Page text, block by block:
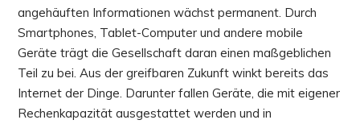
angehäuften Informationen wächst permanent. Durch
Smartphones, Tablet-Computer und andere mobile
Geräte trägt die Gesellschaft daran einen maßgeblichen
Teil zu bei. Aus der greifbaren Zukunft winkt bereits das
Internet der Dinge. Darunter fallen Geräte, die mit eigener
Rechenkapazität ausgestattet werden und in